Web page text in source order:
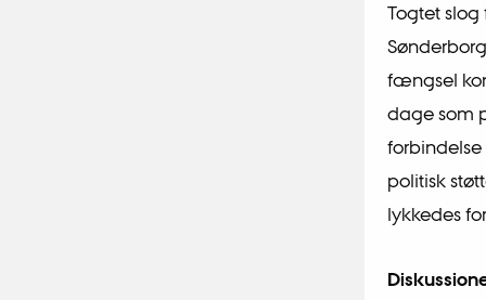
Togtet
fængsel
dage som
politisk
lykkedes